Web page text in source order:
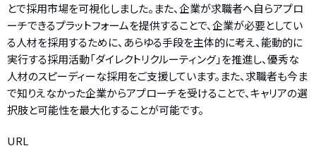
とで採用市場を可視化しました。また、企業が求職者へ自らアプロ
ーチできるプラットフォームを提供することで、企業が必要としてい
る人材を採用するために、あらゆる手段を主体的に考え、能動的に
実行する採用活動「ダイレクトリクルーティング」を推進し、優秀な
人材のスピーディーな採用をご支援しています。また、求職者も今ま
で知りえなかった企業からアプローチを受けることで、キャリアの選
択肢と可能性を最大化することが可能です。
URL